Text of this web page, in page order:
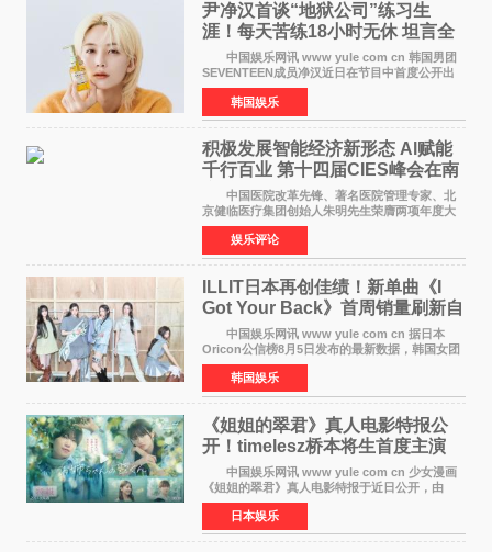
尹净汉首谈“地狱公司”练习生
涯！每天苦练18小时无休 坦言全
靠成员撑过来
中国娱乐网讯 www yule com cn 韩国男团
SEVENTEEN成员净汉近日在节目中首度公开出
道前的残酷练习生经历，并提及经纪公司Pledis
娱乐，引发广泛关注。 在8月2日播出的日本
TBS综艺节目《周
韩国娱乐
积极发展智能经济新形态 Al赋能
千行百业 第十四届CIES峰会在南
京盛大召开
中国医院改革先锋、著名医院管理专家、北
京健临医疗集团创始人朱明先生荣膺两项年度大
奖 2026年7月31日，盛夏金陵，长江之畔，
以重落地·真务实·强链接为主题的2026&lsquo;人
工智能+&rsquo
娱乐评论
ILLIT日本再创佳绩！新单曲《I
Got Your Back》首周销量刷新自
身纪录
中国娱乐网讯 www yule com cn 据日本
Oricon公信榜8月5日发布的最新数据，韩国女团
ILLIT在日本发行的第二张单曲《I Got Your
Back》首周销量达到71,009张，成功跻身最新一
期周单曲排行
韩国娱乐
《姐姐的翠君》真人电影特报公
开！timelesz桥本将生首度主演
12月4日上映
中国娱乐网讯 www yule com cn 少女漫画
《姐姐的翠君》真人电影特报于近日公开，由
timelesz成员桥本将生担任主演，这也是他首次
担任电影主演，引发高度关注。 女高中生咲
苗翠（中岛瑠菜
日本娱乐